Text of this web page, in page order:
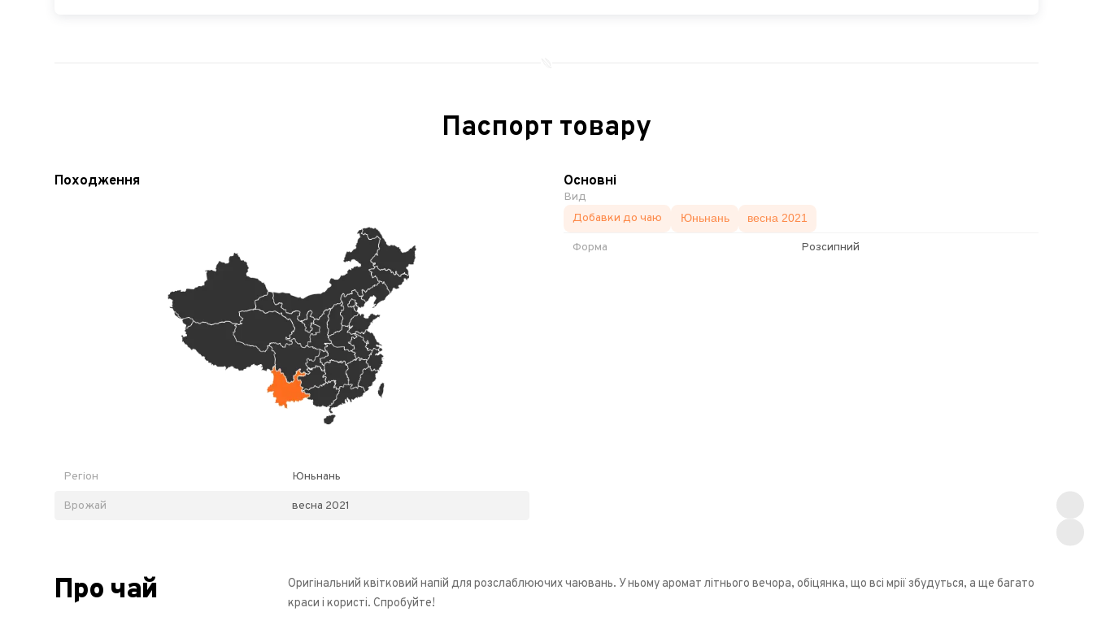
Паспорт товару
Походження
Регіон Юньнань
Врожай весна 2021
Основні
Вид
Добавки до чаю
Юньнань весна 2021
Форма Розсипний
Про чай
Оригінальний квітковий напій для розслаблюючих чаювань. У ньому аромат літнього вечора, обіцянка, що всі мрії збудуться, а ще багато
краси і користі. Спробуйте!